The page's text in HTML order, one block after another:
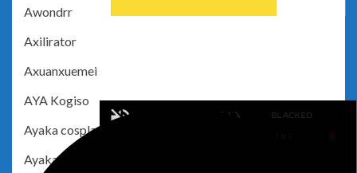
Awondrr
Axilirator
Axuanxuemei
AYA Kogiso
Ayaka cosplay
Ayaka Moe